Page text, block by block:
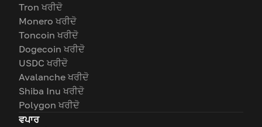
Tron ਖਰੀਦੋ
Monero ਖਰੀਦੋ
Toncoin ਖਰੀਦੋ
Dogecoin ਖਰੀਦੋ
USDC ਖਰੀਦੋ
Avalanche ਖਰੀਦੋ
Shiba Inu ਖਰੀਦੋ
Polygon ਖਰੀਦੋ
ਵਪਾਰ